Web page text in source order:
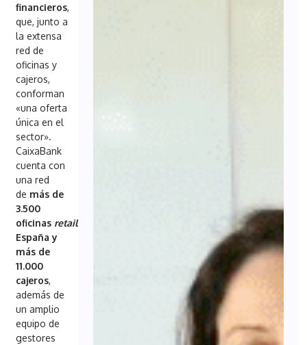
financieros,
que, junto a
la extensa
red de
oficinas y
cajeros,
conforman
«una oferta
única en el
sector».
CaixaBank
cuenta con
una red
de más de
3.500
oficinas retail
España y
más de
11.000
cajeros,
además de
un amplio
equipo de
gestores